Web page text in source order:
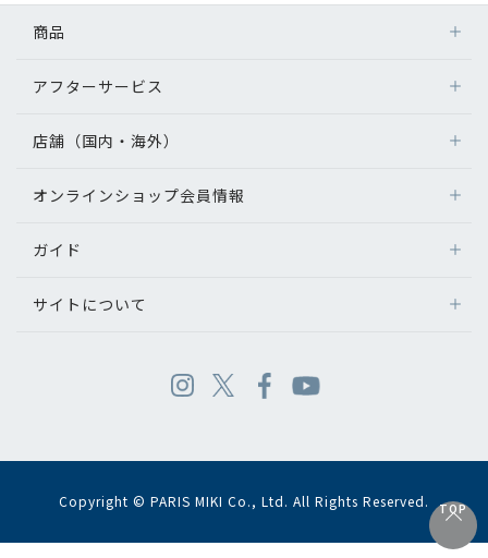
TOP
商品
アフターサービス
店舗（国内・海外）
オンラインショップ会員情報
ガイド
サイトについて
Copyright © PARIS MIKI Co., Ltd. All Rights Reserved.